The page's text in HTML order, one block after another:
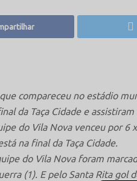
compareceu no estádio
da Taça Cidade e
do Vila Nova venceu por 6
na final da Taça Cidade.
do Vila Nova foram
(1). E pelo Santa Rita gol